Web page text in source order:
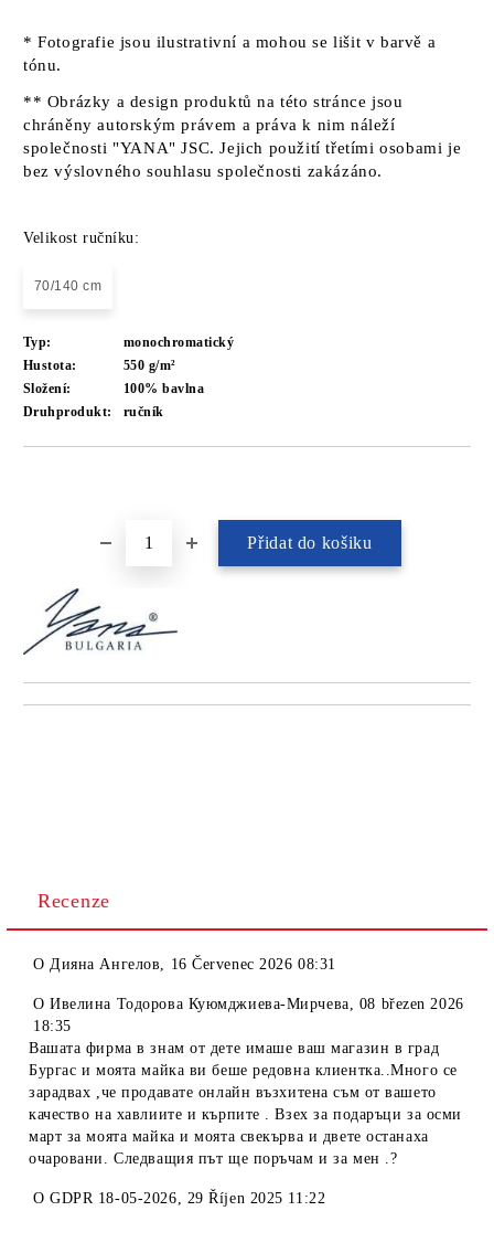
* Fotografie jsou ilustrativní a mohou se lišit v barvě a
tónu.
** Obrázky a design produktů na této stránce jsou
chráněny autorským právem a práva k nim náleží
společnosti "YANA" JSC. Jejich použití třetími osobami je
bez výslovného souhlasu společnosti zakázáno.
Velikost ručníku:
70/140 cm
Typ:
monochromatický
Hustota:
550 g/m²
Složení:
100% bavlna
Druhprodukt:
ručník
Recenze
OДияна Ангелов, 16 Červenec 2026 08:31
OИвелина Тодорова Куюмджиева-Мирчева, 08 březen 2026
18:35
Вашата фирма в знам от дете имаше ваш магазин в град
Бургас и моята майка ви беше редовна клиентка..Много се
зарадвах ,че продавате онлайн възхитена съм от вашето
качество на хавлиите и кърпите . Взех за подаръци за осми
март за моята майка и моята свекърва и двете останаха
очаровани. Следващия път ще поръчам и за мен .?
OGDPR 18-05-2026, 29 Říjen 2025 11:22